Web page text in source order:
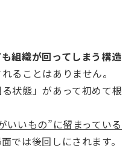
組織が回ってしまう構造
ることはありません。
状態」があって初めて根
いいもの”に留まっている
では後回しにされます。